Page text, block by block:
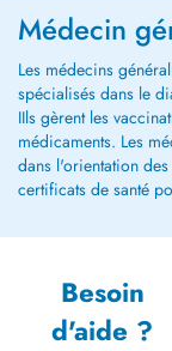
vous ne
ligne....
Médecin
Les médecins
spécialisés dans le
IIls gèrent les
médicaments. Les
dans l'orientation
certificats de santé
Besoin
d'aide ?